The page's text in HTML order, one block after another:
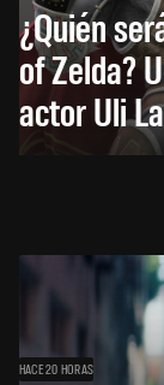
¿Quién
of Zelda?
actor Uli
HACE 20 HORAS